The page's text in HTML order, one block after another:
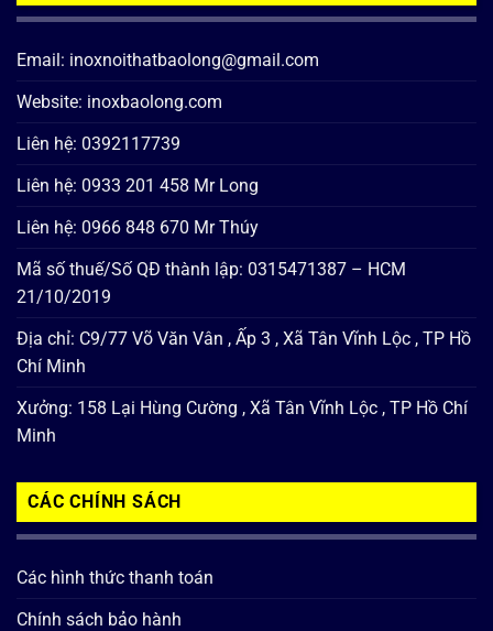
Email: inoxnoithatbaolong@gmail.com
Website: inoxbaolong.com
Liên hệ: 0392117739
Liên hệ: 0933 201 458 Mr Long
Liên hệ: 0966 848 670 Mr Thúy
Mã số thuế/Số QĐ thành lập: 0315471387 – HCM
21/10/2019
Địa chỉ: C9/77 Võ Văn Vân , Ấp 3 , Xã Tân Vĩnh Lộc , TP Hồ
Chí Minh
Xưởng: 158 Lại Hùng Cường , Xã Tân Vĩnh Lộc , TP Hồ Chí
Minh
CÁC CHÍNH SÁCH
Các hình thức thanh toán
Chính sách bảo hành